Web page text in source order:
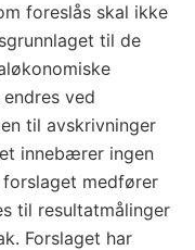
foreslås skal ikke
til de
ved
til avskrivninger
innebærer ingen
medfører
til resultatmålinger
Forslaget har